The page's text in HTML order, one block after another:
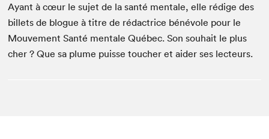
Ayant à cœur le sujet de la santé mentale, elle rédige des
billets de blogue à titre de rédactrice bénévole pour le
Mouvement Santé mentale Québec. Son souhait le plus
cher ? Que sa plume puisse toucher et aider ses lecteurs.